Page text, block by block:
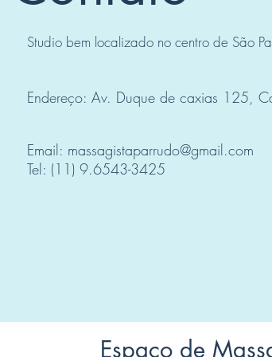
Studio bem localizado no centro de São
Endereço: Av. Duque de caxias 125,
Email: massagistaparrudo@gmail.com
Tel: (11) 9.6543-3425
Espaço de